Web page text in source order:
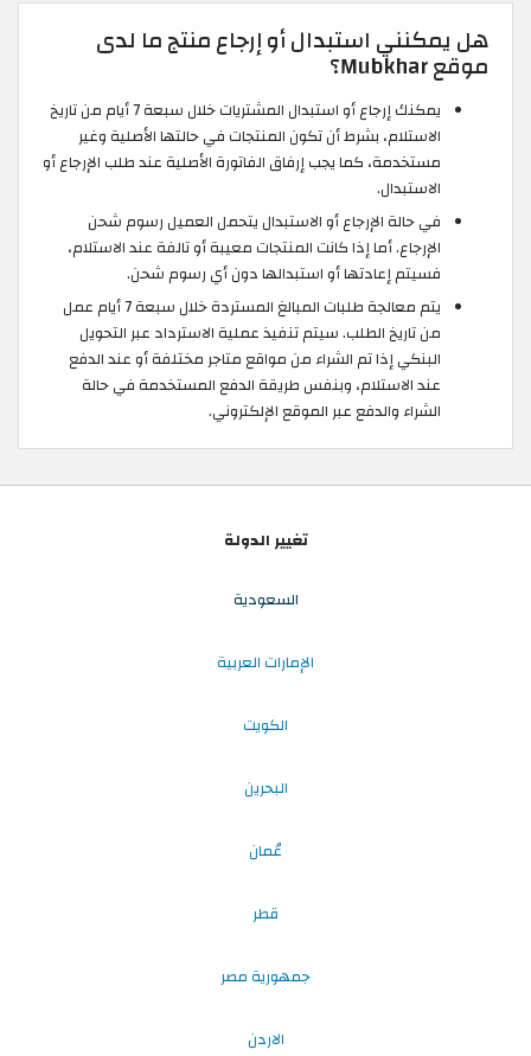
هل يمكنني استبدال أو إرجاع منتج ما لدى
موقع Mubkhar؟
يمكنك إرجاع أو استبدال المشتريات خلال سبعة 7 أيام من تاريخ
الاستلام، بشرط أن تكون المنتجات في حالتها الأصلية وغير
مستخدمة، كما يجب إرفاق الفاتورة الأصلية عند طلب الإرجاع أو
الاستبدال.
في حالة الإرجاع أو الاستبدال يتحمل العميل رسوم شحن
الإرجاع. أما إذا كانت المنتجات معيبة أو تالفة عند الاستلام،
فسيتم إعادتها أو استبدالها دون أي رسوم شحن.
يتم معالجة طلبات المبالغ المستردة خلال سبعة 7 أيام عمل
من تاريخ الطلب. سيتم تنفيذ عملية الاسترداد عبر التحويل
البنكي إذا تم الشراء من مواقع متاجر مختلفة أو عند الدفع
عند الاستلام، وبنفس طريقة الدفع المستخدمة في حالة
الشراء والدفع عبر الموقع الإلكتروني.
تغيير الدولة
السعودية
الإمارات العربية
الكويت
البحرين
عُمان
قطر
جمهورية مصر
الاردن